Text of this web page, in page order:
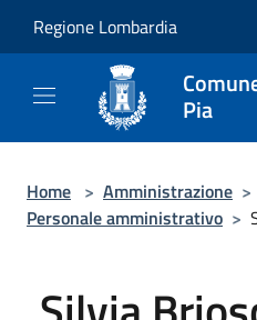
Regione Lombardia
Pia
Home > Amministrazione >
Personale amministrativo >